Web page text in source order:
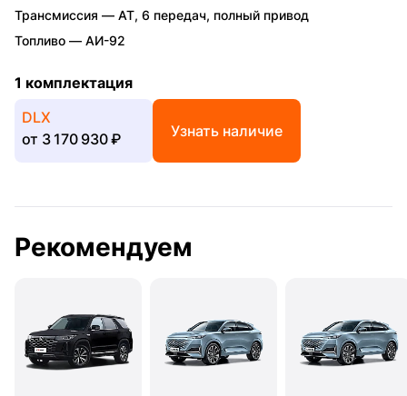
Трансмиссия — AT, 6 передач, полный привод
Топливо — АИ-92
1 комплектация
DLX
от 3 170 930 ₽ Узнать наличие
Рекомендуем